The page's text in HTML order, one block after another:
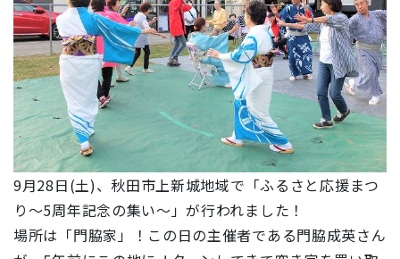
9月28日(土)、秋田市上新城地域で「ふるさと応援まつ
り～5周年記念の集い～」が行われました！
場所は「門脇家」！この日の主催者である門脇成英さん